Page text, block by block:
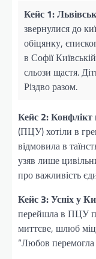
Кейс 1:
звернулися до
обіцянку,
в Софії
сльози щастя.
Різдво разом.
Кейс 2: Конфлікт
(ПЦУ) хотіли в
відмовила в
узяв лише
про важливість
Кейс 3: Успіх у
перейшла в ПЦУ
миттєве, шлюб
“Любов перемогла